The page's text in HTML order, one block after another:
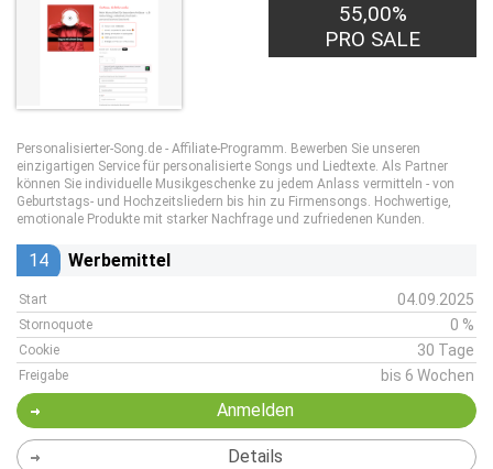
55,00%
PRO SALE
Personalisierter-Song.de - Affiliate-Programm. Bewerben Sie unseren
einzigartigen Service für personalisierte Songs und Liedtexte. Als Partner
können Sie individuelle Musikgeschenke zu jedem Anlass vermitteln - von
Geburtstags- und Hochzeitsliedern bis hin zu Firmensongs. Hochwertige,
emotionale Produkte mit starker Nachfrage und zufriedenen Kunden.
14 Werbemittel
Start 04.09.2025
Stornoquote 0 %
Cookie 30 Tage
Freigabe bis 6 Wochen
Anmelden
Details